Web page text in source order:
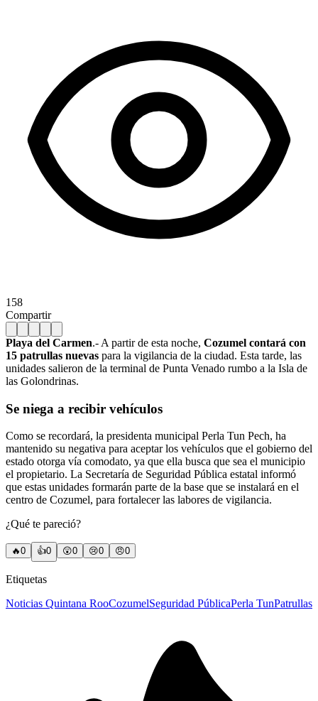
158
Compartir
Playa del Carmen.- A partir de esta noche, Cozumel contará con
15 patrullas nuevas para la vigilancia de la ciudad. Esta tarde, las
unidades salieron de la terminal de Punta Venado rumbo a la Isla de
las Golondrinas.
Se niega a recibir vehículos
Como se recordará, la presidenta municipal Perla Tun Pech, ha
mantenido su negativa para aceptar los vehículos que el gobierno del
estado otorga vía comodato, ya que ella busca que sea el municipio
el propietario. La Secretaría de Seguridad Pública estatal informó
que estas unidades formarán parte de la base que se instalará en el
centro de Cozumel, para fortalecer las labores de vigilancia.
¿Qué te pareció?
🔥0 👍0 😲0 😢0 😠0
Etiquetas
Noticias Quintana RooCozumelSeguridad PúblicaPerla TunPatrullas